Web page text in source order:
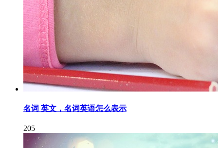
名词 英文，名词英语怎么表示
205